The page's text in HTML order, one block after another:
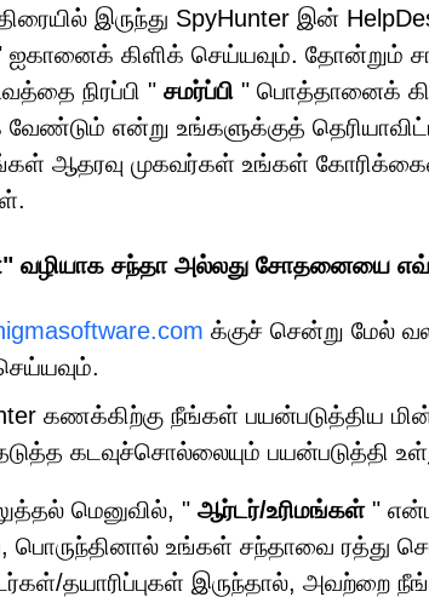
இருந்து SpyHunter இன்
ஐகானைக் கிளிக் செய்யவும். தோன்றும்
நிரப்பி " சமர்ப்பி " பொத்தானைக்
வேண்டும் என்று உங்களுக்குத்
ஆதரவு முகவர்கள் உங்கள்
வழியாக சந்தா அல்லது சோதனையை
க்குச் சென்று மேல்
கணக்கிற்கு நீங்கள் பயன்படுத்திய
கடவுச்சொல்லையும் பயன்படுத்தி
மெனுவில், " ஆர்டர்/உரிமங்கள்"
பொருந்தினால் உங்கள் சந்தாவை ரத்து
தயாரிப்புகள் இருந்தால், அவற்றை